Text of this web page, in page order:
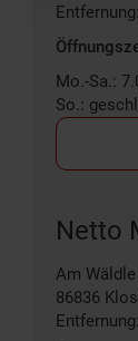
Mo.-Sa.:
So.:
Netto
Am
86836